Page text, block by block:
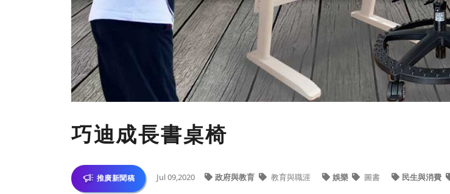
巧迪成長書桌椅
推廣新聞稿 Jul 09,2020 政府與教育 教育與職涯 娛樂 圖書 民生與消費